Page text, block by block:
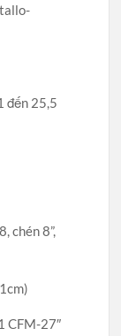
đến 25,5
chén 8”,
CFM-27″